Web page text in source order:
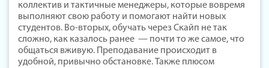
коллектив и тактичные менеджеры, которые вовремя
выполняют свою работу и помогают найти новых
студентов. Во-вторых, обучать через Скайп не так
сложно, как казалось ранее — почти то же самое, что
общаться вживую. Преподавание происходит в
удобной, привычно обстановке. Также плюсом